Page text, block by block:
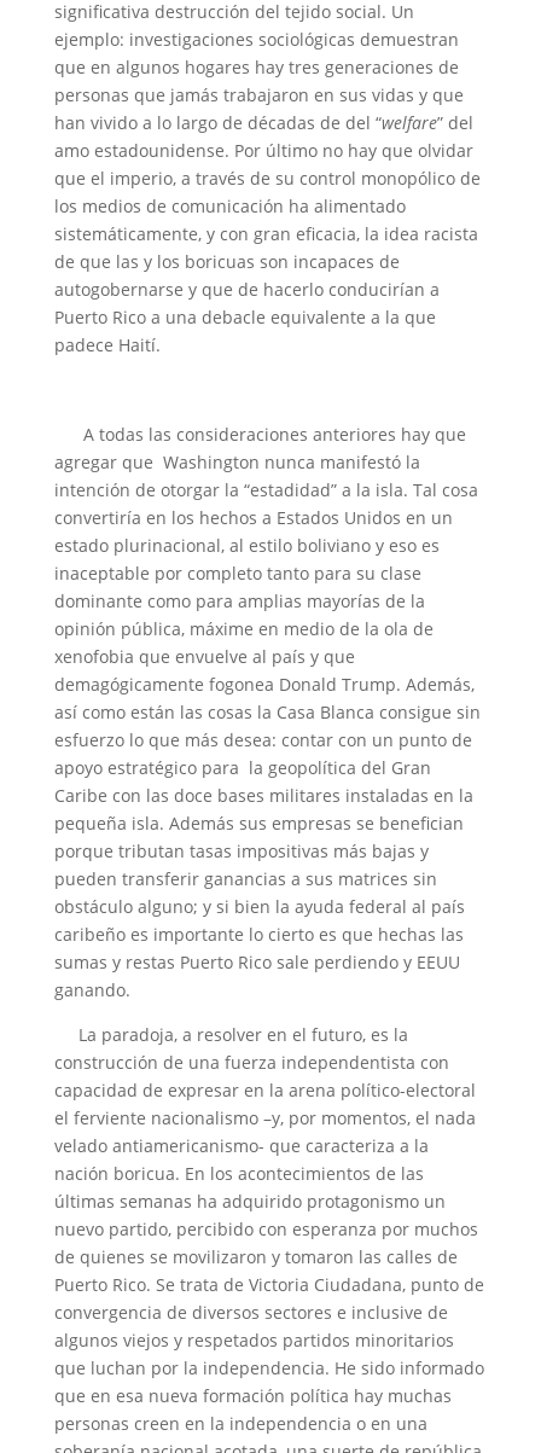
significativa destrucción del tejido social. Un
ejemplo: investigaciones sociológicas demuestran
que en algunos hogares hay tres generaciones de
personas que jamás trabajaron en sus vidas y que
han vivido a lo largo de décadas de del “welfare” del
amo estadounidense. Por último no hay que olvidar
que el imperio, a través de su control monopólico de
los medios de comunicación ha alimentado
sistemáticamente, y con gran eficacia, la idea racista
de que las y los boricuas son incapaces de
autogobernarse y que de hacerlo conducirían a
Puerto Rico a una debacle equivalente a la que
padece Haití.
A todas las consideraciones anteriores hay que
agregar que Washington nunca manifestó la
intención de otorgar la “estadidad” a la isla. Tal cosa
convertiría en los hechos a Estados Unidos en un
estado plurinacional, al estilo boliviano y eso es
inaceptable por completo tanto para su clase
dominante como para amplias mayorías de la
opinión pública, máxime en medio de la ola de
xenofobia que envuelve al país y que
demagógicamente fogonea Donald Trump. Además,
así como están las cosas la Casa Blanca consigue sin
esfuerzo lo que más desea: contar con un punto de
apoyo estratégico para la geopolítica del Gran
Caribe con las doce bases militares instaladas en la
pequeña isla. Además sus empresas se benefician
porque tributan tasas impositivas más bajas y
pueden transferir ganancias a sus matrices sin
obstáculo alguno; y si bien la ayuda federal al país
caribeño es importante lo cierto es que hechas las
sumas y restas Puerto Rico sale perdiendo y EEUU
ganando.
La paradoja, a resolver en el futuro, es la
construcción de una fuerza independentista con
capacidad de expresar en la arena político-electoral
el ferviente nacionalismo –y, por momentos, el nada
velado antiamericanismo- que caracteriza a la
nación boricua. En los acontecimientos de las
últimas semanas ha adquirido protagonismo un
nuevo partido, percibido con esperanza por muchos
de quienes se movilizaron y tomaron las calles de
Puerto Rico. Se trata de Victoria Ciudadana, punto de
convergencia de diversos sectores e inclusive de
algunos viejos y respetados partidos minoritarios
que luchan por la independencia. He sido informado
que en esa nueva formación política hay muchas
personas creen en la independencia o en una